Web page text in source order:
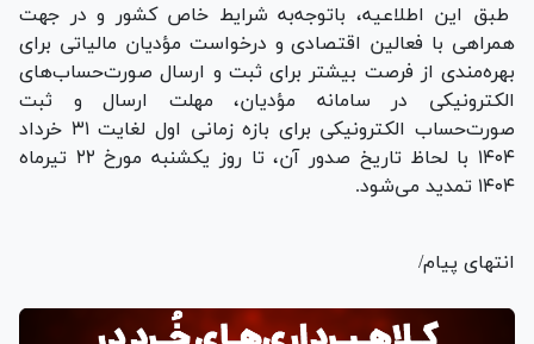
طبق این اطلاعیه، باتوجه‌به شرایط خاص کشور و در جهت
همراهی با فعالین اقتصادی و درخواست مؤدیان مالیاتی برای
بهره‌مندی از فرصت بیشتر برای ثبت و ارسال صورت‌حساب‌های
الکترونیکی در سامانه مؤدیان، مهلت ارسال و ثبت
صورت‌حساب الکترونیکی برای بازه زمانی اول لغایت ۳۱ خرداد
۱۴۰۴ با لحاظ تاریخ صدور آن، تا روز یکشنبه مورخ ۲۲ تیرماه
۱۴۰۴ تمدید می‌شود.
انتهای پیام/